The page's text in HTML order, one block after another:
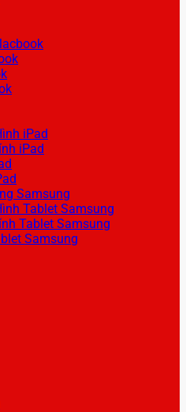
iPad
iPad
Samsung
Tablet Samsung
Tablet Samsung
Samsung